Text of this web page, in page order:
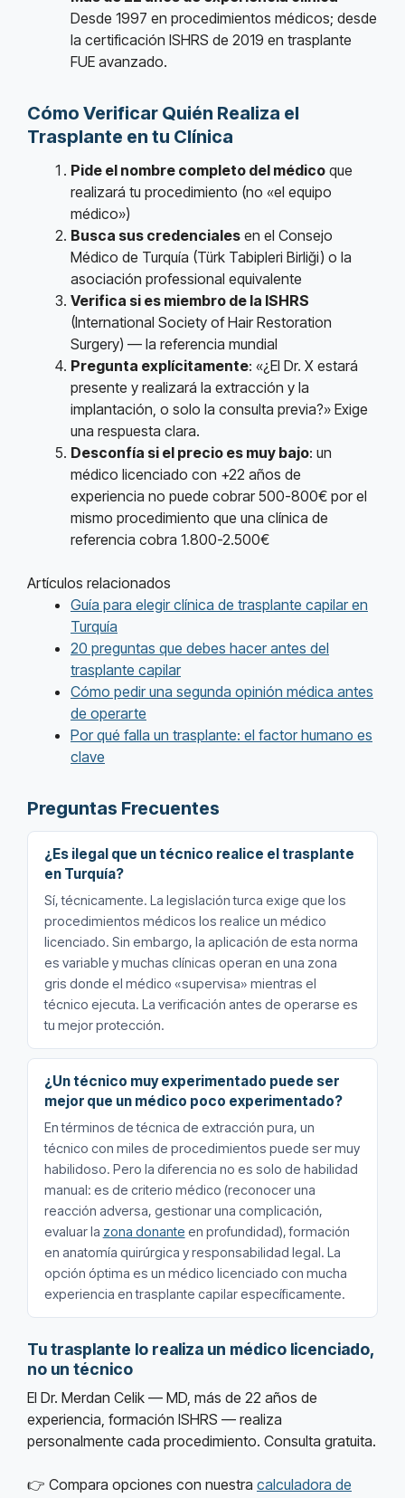
Desde 1997 en procedimientos médicos; desde
la certificación ISHRS de 2019 en trasplante
FUE avanzado.
Cómo Verificar Quién Realiza el
Trasplante en tu Clínica
Pide el nombre completo del médico que
realizará tu procedimiento (no «el equipo
médico»)
Busca sus credenciales en el Consejo
Médico de Turquía (Türk Tabipleri Birliği) o la
asociación professional equivalente
Verifica si es miembro de la ISHRS
(International Society of Hair Restoration
Surgery) — la referencia mundial
Pregunta explícitamente: «¿El Dr. X estará
presente y realizará la extracción y la
implantación, o solo la consulta previa?» Exige
una respuesta clara.
Desconfía si el precio es muy bajo: un
médico licenciado con +22 años de
experiencia no puede cobrar 500-800€ por el
mismo procedimiento que una clínica de
referencia cobra 1.800-2.500€
Artículos relacionados
Guía para elegir clínica de trasplante capilar en
Turquía
20 preguntas que debes hacer antes del
trasplante capilar
Cómo pedir una segunda opinión médica antes
de operarte
Por qué falla un trasplante: el factor humano es
clave
Preguntas Frecuentes
¿Es ilegal que un técnico realice el trasplante
en Turquía?
Sí, técnicamente. La legislación turca exige que los
procedimientos médicos los realice un médico
licenciado. Sin embargo, la aplicación de esta norma
es variable y muchas clínicas operan en una zona
gris donde el médico «supervisa» mientras el
técnico ejecuta. La verificación antes de operarse es
tu mejor protección.
¿Un técnico muy experimentado puede ser
mejor que un médico poco experimentado?
En términos de técnica de extracción pura, un
técnico con miles de procedimientos puede ser muy
habilidoso. Pero la diferencia no es solo de habilidad
manual: es de criterio médico (reconocer una
reacción adversa, gestionar una complicación,
evaluar la zona donante en profundidad), formación
en anatomía quirúrgica y responsabilidad legal. La
opción óptima es un médico licenciado con mucha
experiencia en trasplante capilar específicamente.
Tu trasplante lo realiza un médico licenciado,
no un técnico
El Dr. Merdan Celik — MD, más de 22 años de
experiencia, formación ISHRS — realiza
personalmente cada procedimiento. Consulta gratuita.
👉 Compara opciones con nuestra calculadora de